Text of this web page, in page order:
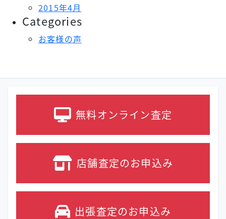
2015年4月
Categories
お客様の声
無料オンライン査定
店舗査定のお申込み
出張査定のお申込み